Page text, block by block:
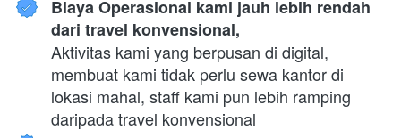
Biaya Operasional kami jauh lebih rendah
dari travel konvensional,
Aktivitas kami yang berpusan di digital,
membuat kami tidak perlu sewa kantor di
lokasi mahal, staff kami pun lebih ramping
daripada travel konvensional